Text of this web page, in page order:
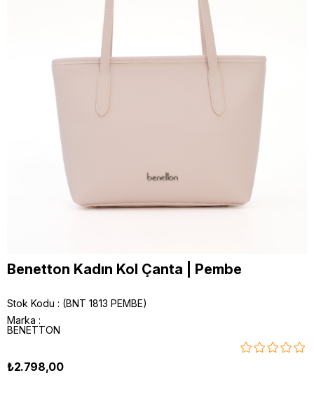
Benetton Kadın Kol Çanta | Pembe
Stok Kodu
(BNT 1813 PEMBE)
Marka :
BENETTON
₺2.798,00